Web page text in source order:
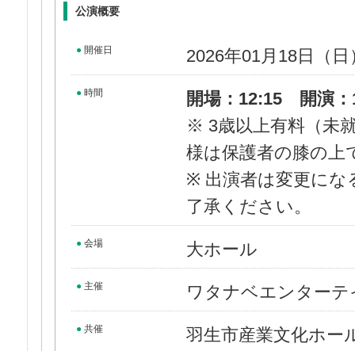
公演概要
● 開催日 2026年01月18日（日
● 時間
開場：12:15 開演
※ 3歳以上有料（未
様は保護者の膝の上
※ 出演者は変更にな
了承ください。
● 会場 大ホール
● 主催 ワタナベエンター
● 共催
羽生市産業文化ホー